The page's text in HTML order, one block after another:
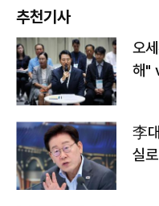
추천기사
오
해"
李
실